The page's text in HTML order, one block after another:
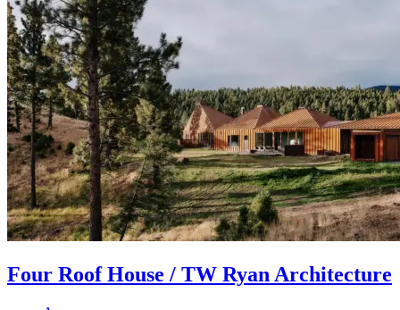
Four Roof House / TW Ryan Architecture